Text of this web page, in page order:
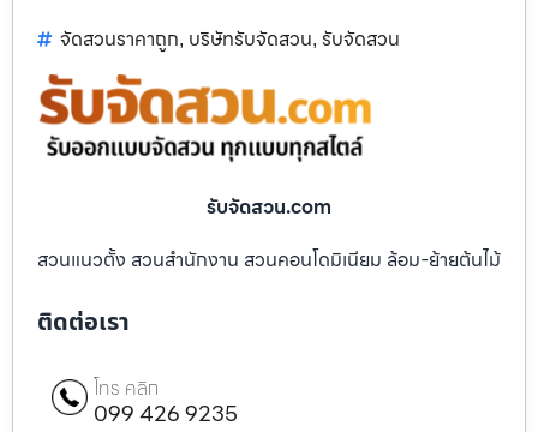
จัดสวนราคาถูก, บริษัทรับจัดสวน, รับจัดสวน
รับจัดสวน.com
สวนแนวตั้ง สวนสำนักงาน สวนคอนโดมิเนียม ล้อม-ย้ายต้นไม้
ติดต่อเรา
โทร คลิก
099 426 9235